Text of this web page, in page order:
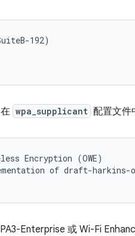
192)
在 wpa_supplicant 配置文件
Encryption (OWE)
of draft-harkins-
Enterprise 或 Wi-Fi